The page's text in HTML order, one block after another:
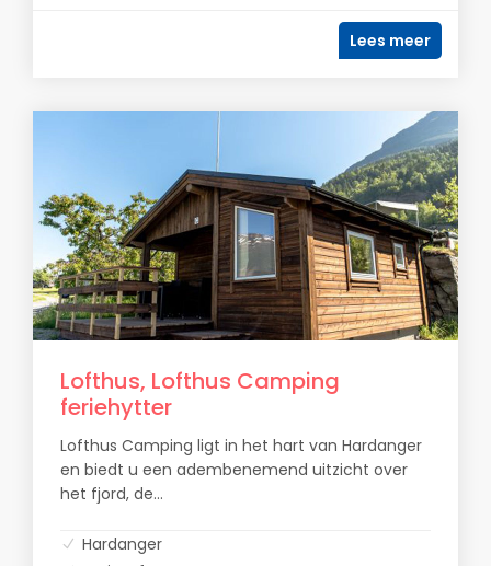
Lees meer
Lofthus, Lofthus Camping
feriehytter
Lofthus Camping ligt in het hart van Hardanger
en biedt u een adembenemend uitzicht over
het fjord, de...
Hardanger